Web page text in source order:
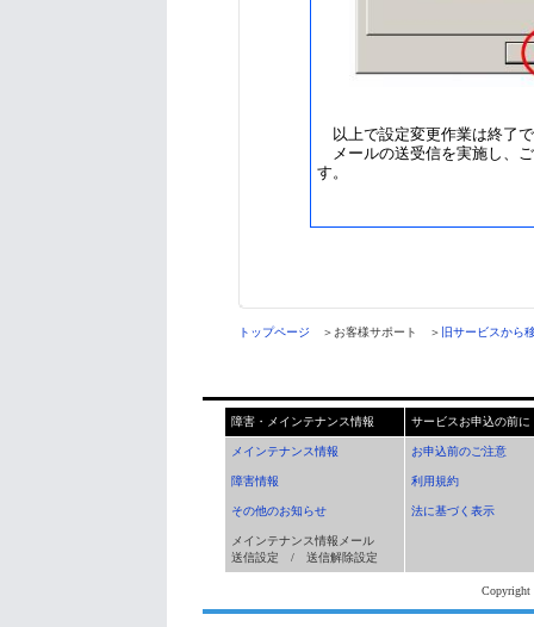
以上で設定変更作業は終了
メールの送受信を実施し、
す。
トップページ ＞お客様サポート ＞ 旧サービスから
障害・メインテナンス情報 サービスお申込の前に
メインテナンス情報
障害情報
その他のお知らせ
メインテナンス情報メール
送信設定 / 送信解除設定
お申込前のご注意
利用規約
法に基づく表示
Copyright